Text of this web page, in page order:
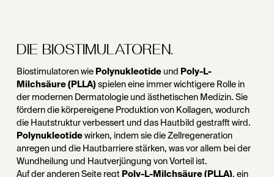
DIE BIOSTIMULATOREN.
Biostimulatoren wie Polynukleotideund Poly-L-
Milchsäure (PLLA)spielen eine immer wichtigere Rolle in
der modernen Dermatologie und ästhetischen Medizin. Sie
fördern die körpereigene Produktion von Kollagen, wodurch
die Hautstruktur verbessert und das Hautbild gestrafft wird.
Polynukleotidewirken, indem sie die Zellregeneration
anregen und die Hautbarriere stärken, was vor allem bei der
Wundheilung und Hautverjüngung von Vorteil ist.
Auf der anderen Seite regt Poly-L-Milchsäure (PLLA), ein